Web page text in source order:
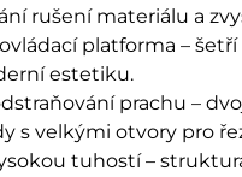
rušení materiálu a
ovládací platforma –
estetiku.
prachu –
s velkými otvory pro
tuhostí –